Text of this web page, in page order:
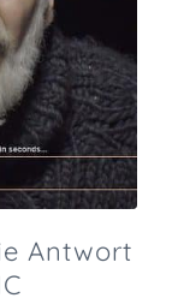
Antwort